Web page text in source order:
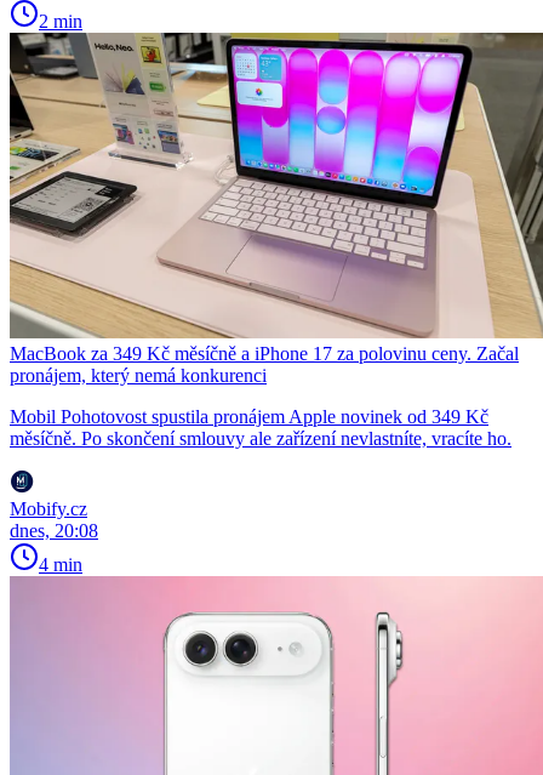
2 min
MacBook za 349 Kč měsíčně a iPhone 17 za polovinu ceny. Začal
pronájem, který nemá konkurenci
Mobil Pohotovost spustila pronájem Apple novinek od 349 Kč
měsíčně. Po skončení smlouvy ale zařízení nevlastníte, vracíte ho.
Mobify.cz
dnes, 20:08
4 min